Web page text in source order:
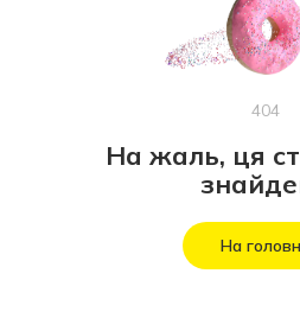
404
На жаль, ця
На